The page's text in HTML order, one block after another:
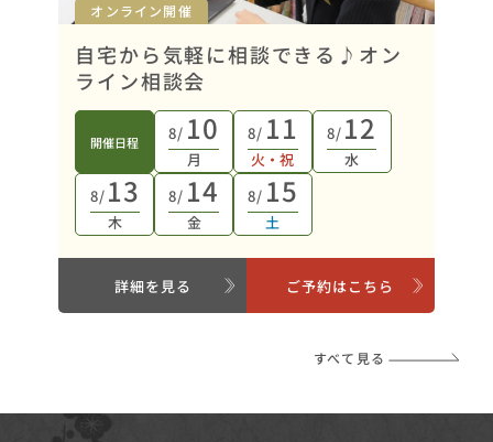
オンライン開催
自宅から気軽に相談できる♪オン
ライン相談会
開催日程 8/ 10
月
8/ 11
火・祝
8/ 12
水
8/ 13
木
8/ 14
金
8/ 15
土
詳細を見る ご予約はこちら
すべて見る